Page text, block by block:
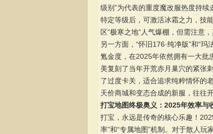
级别”为代表的重度魔改服热度持续
特定等级后，可激活冰霜之力，技
区“极寒之地”人气爆棚，但需注意
另一方面，“怀旧176·纯净版”和“
氪金度，在2025年依然拥有一大批
美复刻了当年开荒赤月巢穴的紧张
了过度卡关，适合追求纯粹情怀的
天价商城和变态合成的新服，往往
打宝地图终极奥义：2025年效率与
打宝，永远是传奇的核心乐趣！
率”和“专属地图”机制。对于散人玩